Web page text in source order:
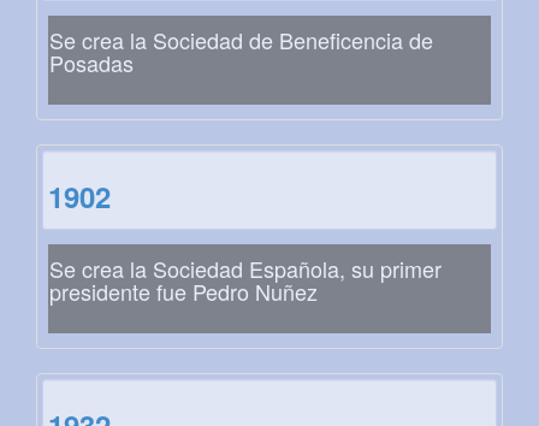
Se crea la Sociedad de Beneficencia de
Posadas
1902
Se crea la Sociedad Española, su primer
presidente fue Pedro Nuñez